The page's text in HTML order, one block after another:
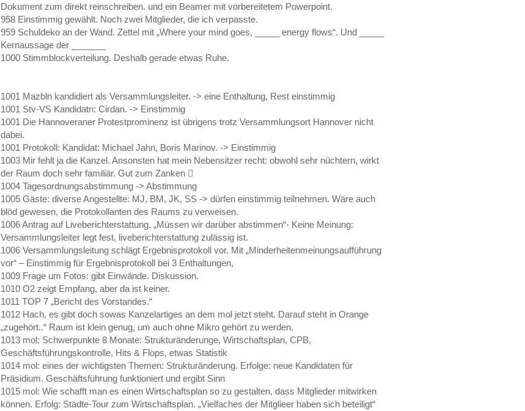
Dokument zum direkt reinschreiben. und ein Beamer mit vorbereitetem Powerpoint.
958 Einstimmig gewählt. Noch zwei Mitglieder, die ich verpasste.
959 Schuldeko an der Wand. Zettel mit „Where your mind goes, _____ energy flows“. Und _____
Kernaussage der _______
1000 Stimmblockverteilung. Deshalb gerade etwas Ruhe.
1001 Mazbln kandidiert als Versammlungsleiter. -> eine Enthaltung, Rest einstimmig
1001 Stv-VS Kandidatn: Cirdan. -> Einstimmig
1001 Die Hannoveraner Protestprominenz ist übrigens trotz Versammlungsort Hannover nicht
dabei.
1001 Protokoll: Kandidat: Michael Jahn, Boris Marinov. -> Einstimmig
1003 Mir fehlt ja die Kanzel. Ansonsten hat mein Nebensitzer recht: obwohl sehr nüchtern, wirkt
der Raum doch sehr familiär. Gut zum Zanken 
1004 Tagesordnungsabstimmung -> Abstimmung
1005 Gäste: diverse Angestellte: MJ, BM, JK, SS -> dürfen einstimmig teilnehmen. Wäre auch
blöd gewesen, die Protokollanten des Raums zu verweisen.
1006 Antrag auf Liveberichterstattung. „Müssen wir darüber abstimmen“- Keine Meinung:
Versammlungsleiter legt fest, liveberichterstattung zulässig ist.
1006 Versammlungsleitung schlägt Ergebnisprotokoll vor. Mit „Minderheitenmeinungsaufführung
vor“ – Einstimmig für Ergebnisprotokoll bei 3 Enthaltungen,
1009 Frage um Fotos: gibt Einwände. Diskussion.
1010 O2 zeigt Empfang, aber da ist keiner.
1011 TOP 7 „Bericht des Vorstandes.“
1012 Hach, es gibt doch sowas Kanzelartiges an dem mol jetzt steht. Darauf steht in Orange
„zugehört..“ Raum ist klein genug, um auch ohne Mikro gehört zu werden.
1013 mol: Schwerpunkte 8 Monate: Strukturänderunge, Wirtschaftsplan, CPB,
Geschäftsführungskontrolle, Hits & Flops, etwas Statistik
1014 mol: eines der wichtigsten Themen: Strukturänderung. Erfolge: neue Kandidaten für
Präsidium. Geschäftsführung funktioniert und ergibt Sinn
1015 mol: Wie schafft man es einen Wirtschaftsplan so zu gestalten, dass Mitglieder mitwirken
können. Erfolg: Städte-Tour zum Wirtschaftsplan. „Vielfaches der Mitglieer haben sich beteiligt“